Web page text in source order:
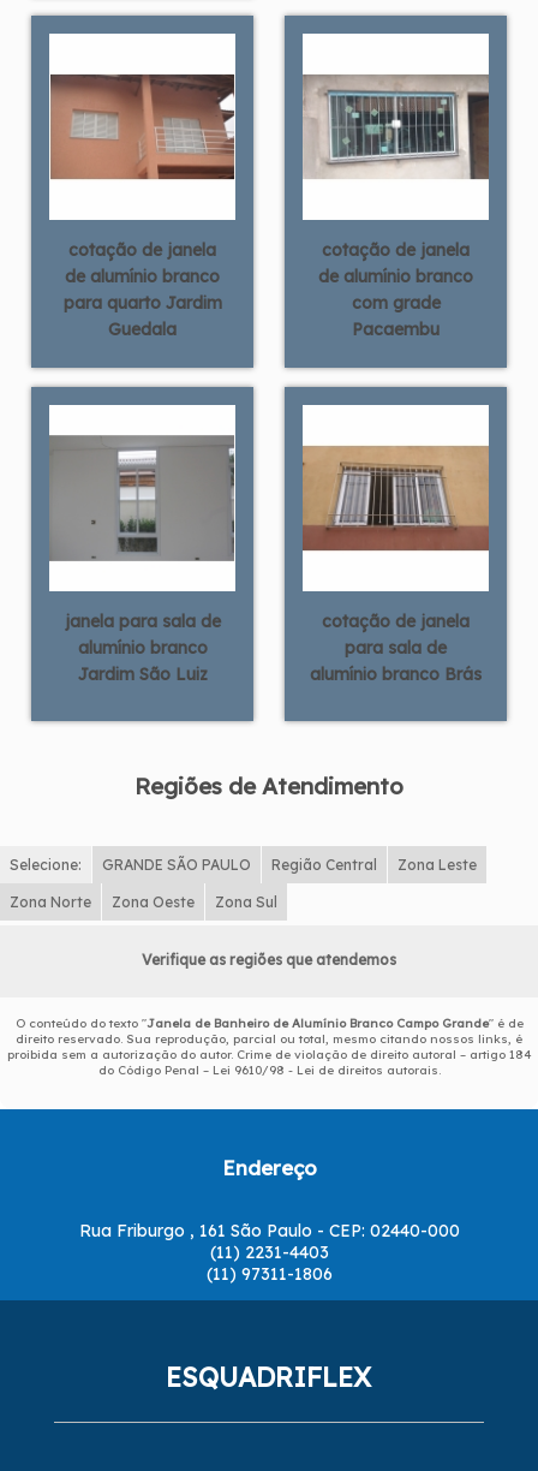
cotação de janela
de alumínio branco
para quarto Jardim
Guedala
cotação de janela
de alumínio branco
com grade
Pacaembu
janela para sala de
alumínio branco
Jardim São Luiz
cotação de janela
para sala de
alumínio branco Brás
Regiões de Atendimento
Selecione: GRANDE SÃO PAULO Região Central Zona Leste
Zona Norte Zona Oeste Zona Sul
Verifique as regiões que atendemos
O conteúdo do texto "Janela de Banheiro de Alumínio Branco Campo Grande" é de
direito reservado. Sua reprodução, parcial ou total, mesmo citando nossos links, é
proibida sem a autorização do autor. Crime de violação de direito autoral – artigo 184
do Código Penal – Lei 9610/98 - Lei de direitos autorais
Endereço
Rua Friburgo , 161 São Paulo - CEP: 02440-000
(11) 2231-4403
(11) 97311-1806
ESQUADRIFLEX